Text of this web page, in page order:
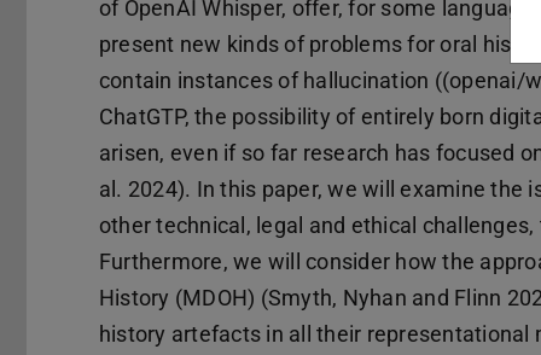
of OpenAI Whisper, offer, for some
present new kinds of problems for oral
contain instances of hallucination ((openai/
ChatGTP, the possibility of entirely born
arisen, even if so far research has focused
al. 2024). In this paper, we will examine the
other technical, legal and ethical
Furthermore, we will consider how the
History (MDOH) (Smyth, Nyhan and Flinn
history artefacts in all their